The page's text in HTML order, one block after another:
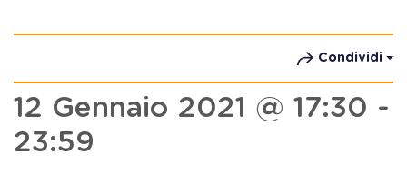
Condividi
12 Gennaio 2021 @ 17:30 -
23:59